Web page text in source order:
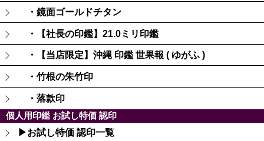
・鏡面ゴールドチタン
・【社長の印鑑】21.0ミリ印鑑
・【当店限定】沖縄 印鑑 世果報 ( ゆがふ )
・竹根の朱竹印
・落款印
個人用印鑑 お試し特価 認印
▶お試し特価 認印一覧